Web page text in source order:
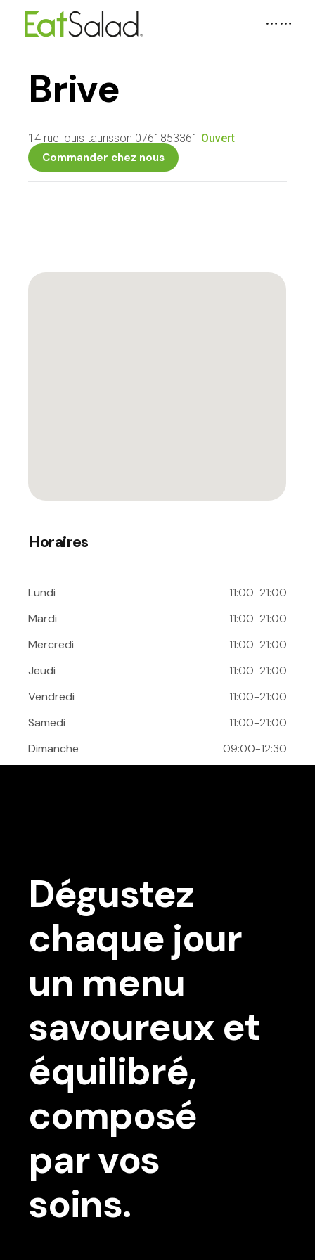
Brive
14 rue louis taurisson 0761853361 Ouvert
Commander chez nous
Horaires
Lundi
11:00-21:00
Mardi
11:00-21:00
Mercredi
11:00-21:00
Jeudi
11:00-21:00
Vendredi
11:00-21:00
Samedi
11:00-21:00
Dimanche
09:00-12:30
Dégustez
chaque jour
un menu
savoureux et
équilibré,
composé
par vos
soins.